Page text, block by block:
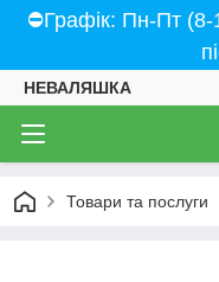
⛔Графік: Пн-Пт
НЕВАЛЯШКА
Товари та послуги